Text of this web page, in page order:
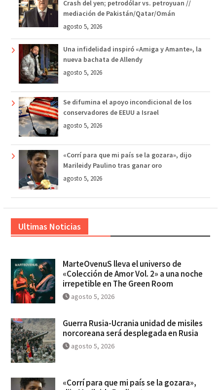
Crash del yen; petrodólar vs. petroyuan //
mediación de Pakistán/Qatar/Omán
agosto 5, 2026
Una infidelidad inspiró «Amiga y Amante», la
nueva bachata de Allendy
agosto 5, 2026
Se difumina el apoyo incondicional de los
conservadores de EEUU a Israel
agosto 5, 2026
«Corrí para que mi país se la gozara», dijo
Marileidy Paulino tras ganar oro
agosto 5, 2026
Ultimas Noticias
MarteOvenuS lleva el universo de
«Colección de Amor Vol. 2» a una noche
irrepetible en The Green Room
agosto 5, 2026
Guerra Rusia-Ucrania unidad de misiles
norcoreana será desplegada en Rusia
agosto 5, 2026
«Corrí para que mi país se la gozara»,